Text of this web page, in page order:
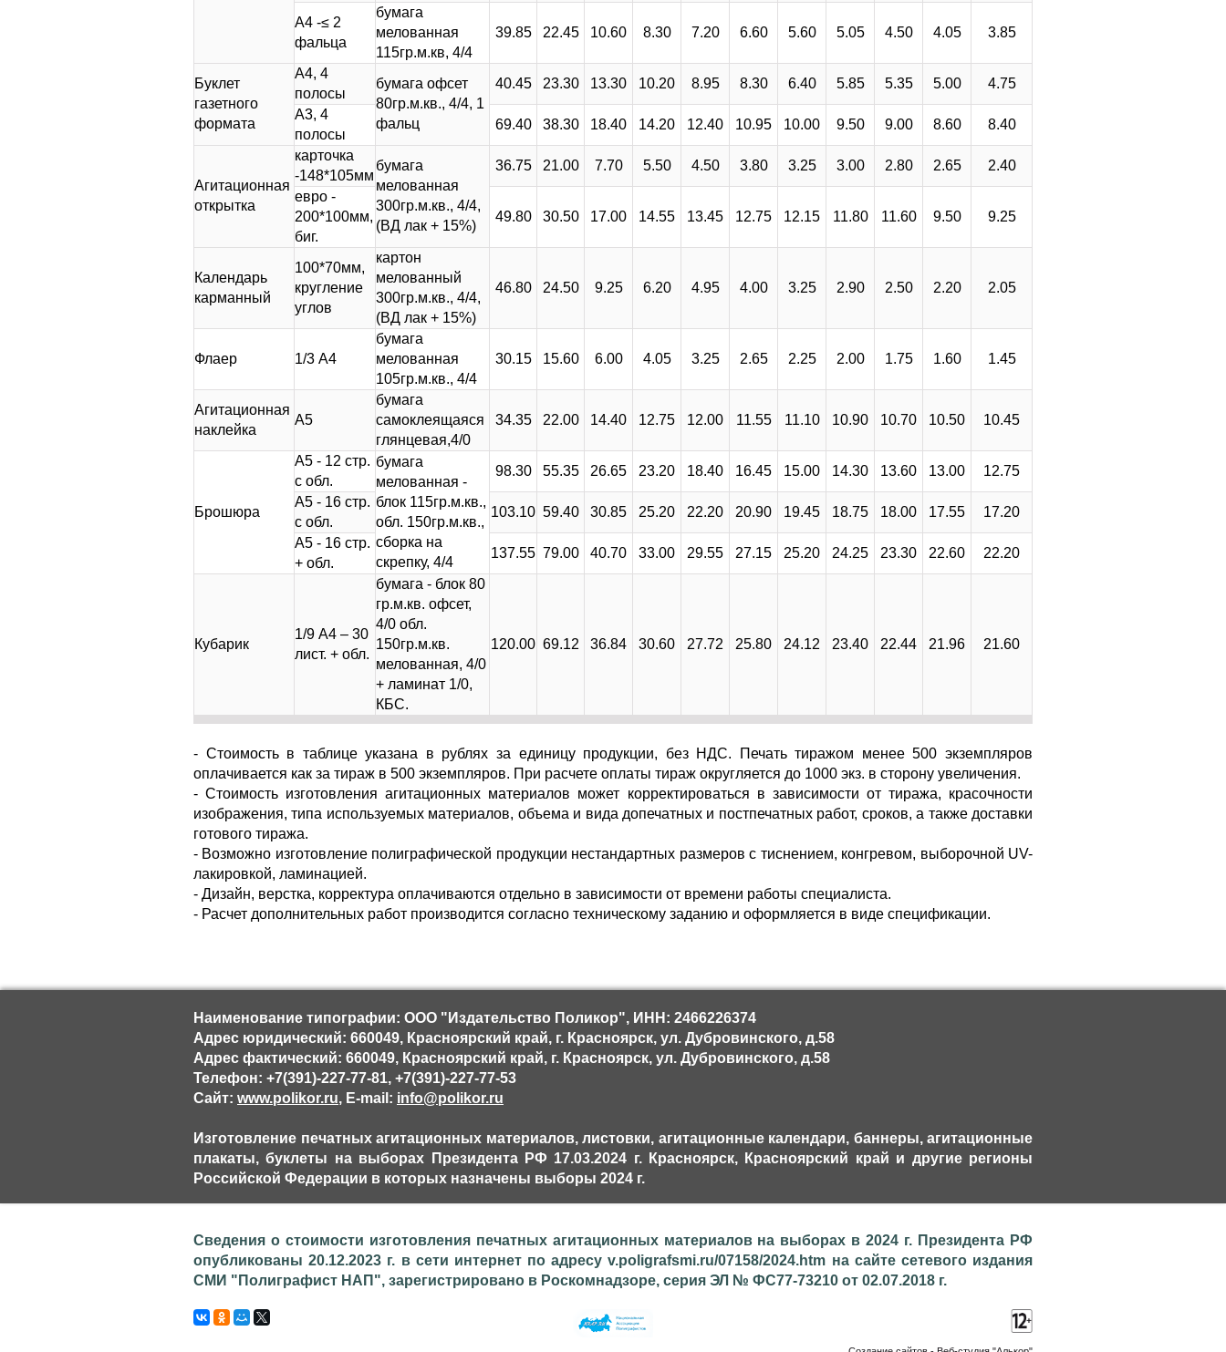
А4 -≤ 2
фальца
бумага
мелованная
115гр.м.кв, 4/4
39.85 22.45 10.60 8.30 7.20 6.60 5.60 5.05 4.50 4.05 3.85
Буклет
газетного
формата
А4, 4
полосы
бумага офсет
80гр.м.кв., 4/4, 1
фальц
40.45 23.30 13.30 10.20 8.95 8.30 6.40 5.85 5.35 5.00
4.75
А3, 4
полосы
69.40 38.30 18.40 14.20 12.40 10.95 10.00 9.50 9.00 8.60 8.40
Агитационная
открытка
карточка
-148*105мм
бумага
мелованная
300гр.м.кв., 4/4,
(ВД лак + 15%)
36.75 21.00 7.70 5.50 4.50 3.80 3.25 3.00 2.80 2.65
2.40
евро -
200*100мм,
биг.
49.80 30.50 17.00 14.55 13.45 12.75 12.15 11.80 11.60 9.50 9.25
Календарь
карманный
100*70мм,
кругление
углов
картон
мелованный
300гр.м.кв., 4/4,
(ВД лак + 15%)
46.80 24.50 9.25 6.20 4.95 4.00 3.25 2.90 2.50 2.20 2.05
Флаер 1/3 А4
бумага
мелованная
105гр.м.кв., 4/4
30.15 15.60 6.00 4.05 3.25 2.65 2.25 2.00 1.75 1.60 1.45
Агитационная
наклейка
А5
бумага
самоклеящаяся
глянцевая,4/0
34.35 22.00 14.40 12.75 12.00 11.55 11.10 10.90 10.70 10.50 10.45
Брошюра
А5 - 12 стр.
с обл.
бумага
мелованная -
блок 115гр.м.кв.,
обл. 150гр.м.кв.,
сборка на
скрепку, 4/4
98.30 55.35 26.65 23.20 18.40 16.45 15.00 14.30 13.60 13.00
12.75
А5 - 16 стр.
с обл.
103.10 59.40 30.85 25.20 22.20 20.90 19.45 18.75 18.00 17.55
17.20
А5 - 16 стр.
+ обл.
137.55 79.00 40.70 33.00 29.55 27.15 25.20 24.25 23.30 22.60 22.20
Кубарик
1/9 А4 – 30
лист. + обл.
бумага - блок 80
гр.м.кв. офсет,
4/0 обл.
150гр.м.кв.
мелованная, 4/0
+ ламинат 1/0,
КБС.
120.00 69.12 36.84 30.60 27.72 25.80 24.12 23.40 22.44 21.96 21.60
- Стоимость в таблице указана в рублях за единицу продукции, без НДС. Печать тиражом менее 500 экземпляров
оплачивается как за тираж в 500 экземпляров. При расчете оплаты тираж округляется до 1000 экз. в сторону увеличения.
- Стоимость изготовления агитационных материалов может корректироваться в зависимости от тиража, красочности
изображения, типа используемых материалов, объема и вида допечатных и постпечатных работ, сроков, а также доставки
готового тиража.
- Возможно изготовление полиграфической продукции нестандартных размеров с тиснением, конгревом, выборочной UV-
лакировкой, ламинацией.
- Дизайн, верстка, корректура оплачиваются отдельно в зависимости от времени работы специалиста.
- Расчет дополнительных работ производится согласно техническому заданию и оформляется в виде спецификации.
Наименование типографии: ООО "Издательство Поликор", ИНН: 2466226374
Адрес юридический: 660049, Красноярский край, г. Красноярск, ул. Дубровинского, д.58
Адрес фактический: 660049, Красноярский край, г. Красноярск, ул. Дубровинского, д.58
Телефон: +7(391)-227-77-81, +7(391)-227-77-53
Сайт: www.polikor.ru, E-mail: info@polikor.ru
Изготовление печатных агитационных материалов, листовки, агитационные календари, баннеры, агитационные
плакаты, буклеты на выборах Президента РФ 17.03.2024 г. Красноярск, Красноярский край и другие регионы
Российской Федерации в которых назначены выборы 2024 г.
Сведения о стоимости изготовления печатных агитационных материалов на выборах в 2024 г. Президента РФ
опубликованы 20.12.2023 г. в сети интернет по адресу v.poligrafsmi.ru/07158/2024.htm на сайте сетевого издания
СМИ "Полиграфист НАП", зарегистрировано в Роскомнадзоре, серия ЭЛ № ФС77-73210 от 02.07.2018 г.